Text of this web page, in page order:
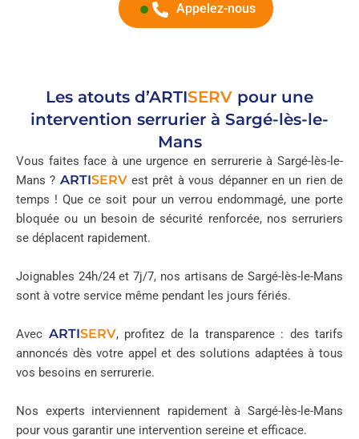
Appelez-nous
Les atouts d’ARTISERV pour une
intervention serrurier à Sargé-lès-le-
Mans
Vous faites face à une urgence en serrurerie à Sargé-lès-le-
Mans ? ARTISERVest prêt à vous dépanner en un rien de
temps ! Que ce soit pour un verrou endommagé, une porte
bloquée ou un besoin de sécurité renforcée, nos serruriers
se déplacent rapidement.
Joignables 24h/24 et 7j/7, nos artisans de Sargé-lès-le-Mans
sont à votre service même pendant les jours fériés.
Avec ARTISERV, profitez de la transparence : des tarifs
annoncés dès votre appel et des solutions adaptées à tous
vos besoins en serrurerie.
Nos experts interviennent rapidement à Sargé-lès-le-Mans
pour vous garantir une intervention sereine et efficace.